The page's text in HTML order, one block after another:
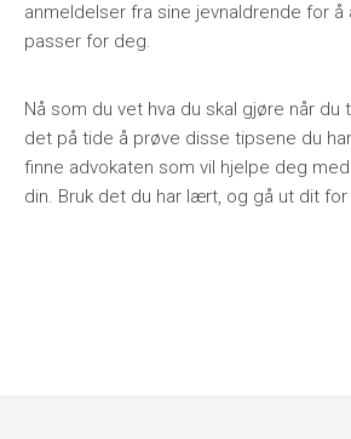
anmeldelser fra sine jevnaldrende for å
passer for deg.
Nå som du vet hva du skal gjøre når du
det på tide å prøve disse tipsene du
finne advokaten som vil hjelpe deg
din. Bruk det du har lært, og gå ut dit